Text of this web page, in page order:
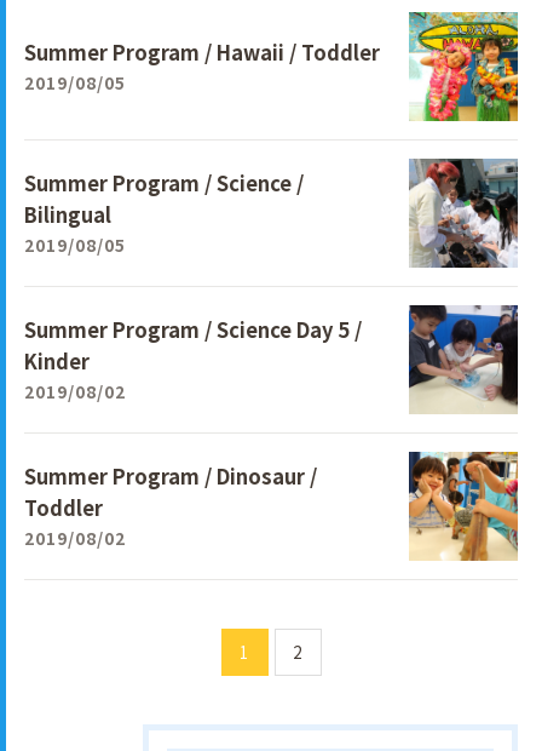
Summer Program / Hawaii / Toddler
2019/08/05
Summer Program / Science /
Bilingual
2019/08/05
Summer Program / Science Day 5 /
Kinder
2019/08/02
Summer Program / Dinosaur /
Toddler
2019/08/02
1 2